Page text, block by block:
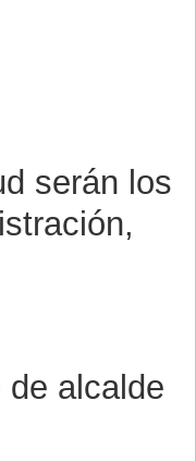
serán los
alcalde